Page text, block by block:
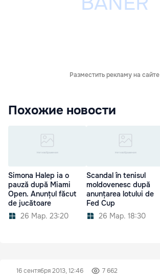
Разместить рекламу на сайте
Похожие новости
Simona Halep ia o
pauză după Miami
Open. Anunțul făcut
de jucătoare
26 Мар. 23:20
Scandal în tenisul
moldovenesc după
anunțarea lotului de
Fed Cup
26 Мар. 18:30
16 сентября 2013, 12:46 7 662